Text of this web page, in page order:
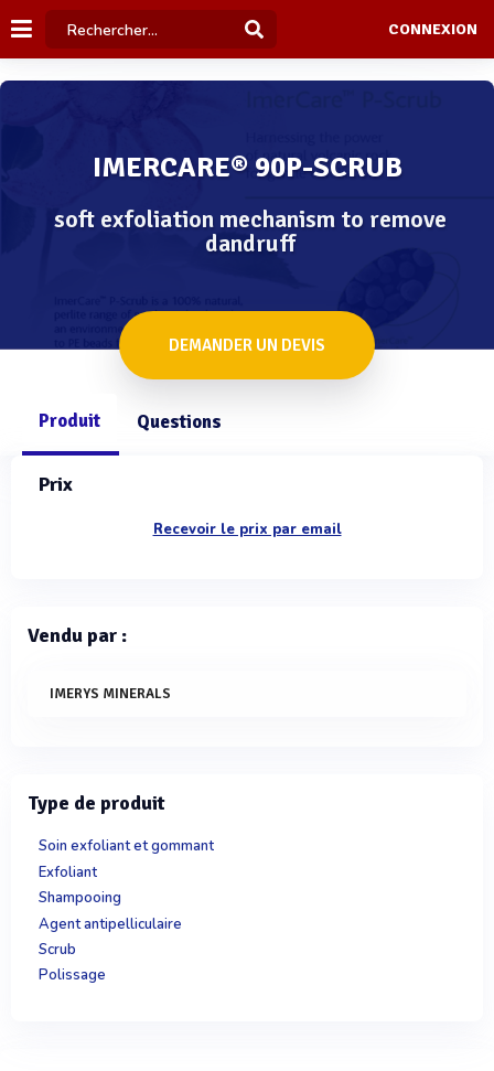
CONNEXION
IMERCARE® 90P-SCRUB
soft exfoliation mechanism to remove
dandruff
DEMANDER UN DEVIS
Produit Questions
Prix
Recevoir le prix par email
Vendu par :
IMERYS MINERALS
Type de produit
Soin exfoliant et gommant
Exfoliant
Shampooing
Agent antipelliculaire
Scrub
Polissage